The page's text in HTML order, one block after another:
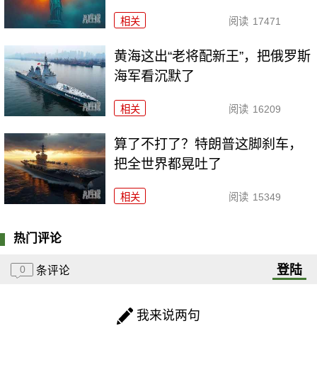
相关 阅读 17471
黄海这出“老将配新王”，把俄罗斯
海军看沉默了
相关 阅读 16209
算了不打了？特朗普这脚刹车，
把全世界都晃吐了
相关 阅读 15349
热门评论
0 条评论 登陆
我来说两句